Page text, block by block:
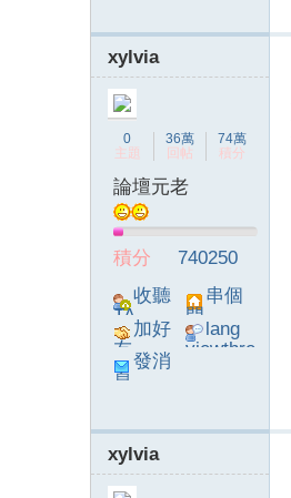
xylvia
0
主題
36萬
回帖
74萬
積分
論壇元老
積分
740250
收聽
TA
串個
門
加好
友
lang
viewthre
發消
息
xylvia